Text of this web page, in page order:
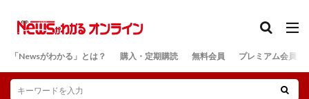
「Newsがわかる」とは？ 購入・定期購読 無料会員 プレミアム会員
検索